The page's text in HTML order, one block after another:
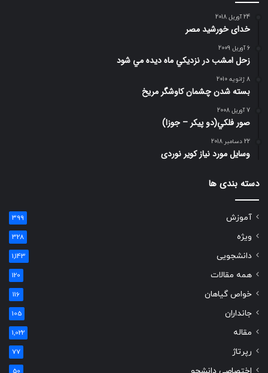
24 آوریل 2018
خدای خورشید مصر
6 آوریل 2009
زحل امشب در نزديكي ماه ديده مي شود
8 ژانویه 2010
بسته شدن چشمان کاوشگر مريخ
7 آوریل 2008
صور فلكي(دو پیکر – جوزا)
22 دسامبر 2018
وسایل مورد نیاز کویر نوردی
دسته بندی ها
آموزش 399
ویژه 328
دانشجویی 1,143
همه مقالات 120
خواص گیاهان 116
جانداران 105
مقاله 1,022
رپرتاژ 77